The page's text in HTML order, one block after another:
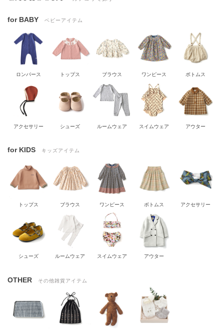
for BABY ベビーアイテム
ロンパース トップス ブラウス ワンピース ボトムス
アクセサリー シューズ ルームウェア スイムウェア アウター
for KIDS キッズアイテム
トップス ブラウス ワンピース ボトムス アクセサリー
シューズ ルームウェア スイムウェア アウター
OTHER その他雑貨アイテム